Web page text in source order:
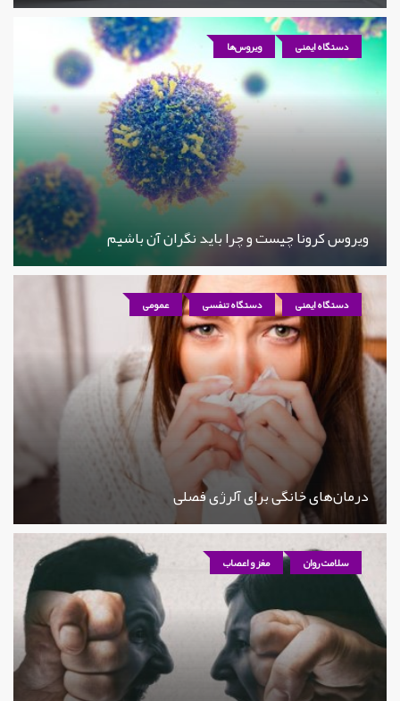
دستگاه ایمنی ویروس‌ها
ویروس کرونا چیست و چرا باید نگران آن باشیم
دستگاه ایمنی دستگاه تنفسی عمومی
درمان‌های خانگی برای آلرژی فصلی
سلامت روان مغز و اعصاب